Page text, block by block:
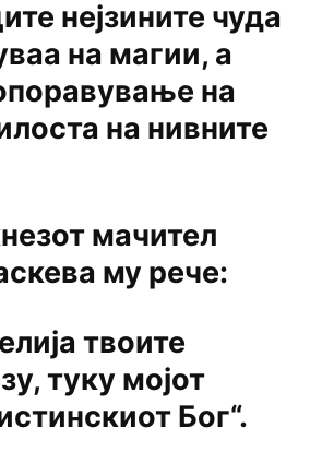
нејзините чуда
на магии, а
на
на нивните
мачител
му рече:
твоите
туку мојот
Бог“.